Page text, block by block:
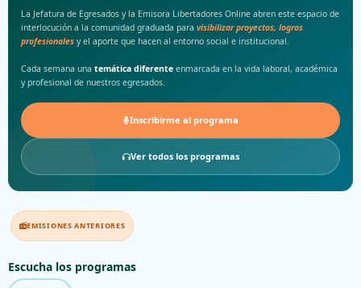
La Jefatura de Egresados y la Emisora Libertadores Online abren este espacio de
interlocución a la comunidad graduada para visibilizar proyectos, logros
profesionales y el aporte que hacen al entorno social e institucional.
Cada semana una temática diferente enmarcada en la vida laboral, académica
y profesional de nuestros egresados.
Inscribirme al programa
Ver todos los programas
EMISIONES ANTERIORES
Escucha los programas